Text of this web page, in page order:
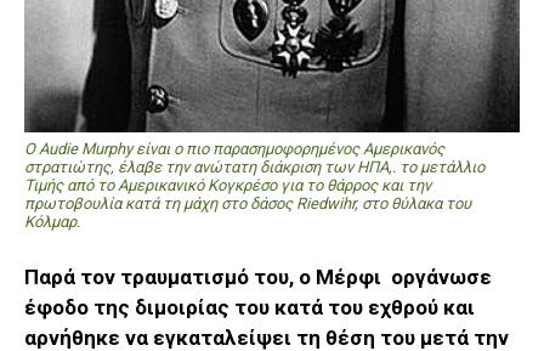
Ο Audie Murphy είναι ο πιο παρασημοφορημένος Αμερικανός
στρατιώτης, έλαβε την ανώτατη διάκριση των ΗΠΑ,. το μετάλλιο
Τιμής από το Αμερικανικό Κογκρέσο για το θάρρος και την
πρωτοβουλία κατά τη μάχη στο δάσος Riedwihr, στο θύλακα του
Κόλμαρ.
Παρά τον τραυματισμό του, ο Μέρφι οργάνωσε
έφοδο της διμοιρίας του κατά του εχθρού και
αρνήθηκε να εγκαταλείψει τη θέση του μετά την